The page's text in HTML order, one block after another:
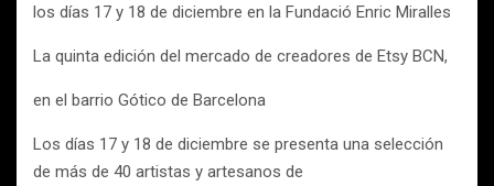
los días 17 y 18 de diciembre en la Fundació Enric Miralles
La quinta edición del mercado de creadores de Etsy BCN,
en el barrio Gótico de Barcelona
Los días 17 y 18 de diciembre se presenta una selección
de más de 40 artistas y artesanos de